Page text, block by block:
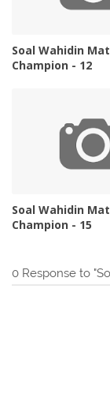
Soal Wahidin
Champion - 12
Soal Wahidin
Champion - 15
0 Response to